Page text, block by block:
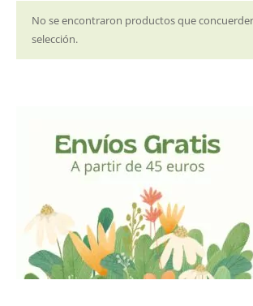
No se encontraron productos que
selección.